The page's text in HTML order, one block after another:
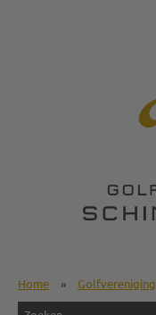
Home » Golfvereniging